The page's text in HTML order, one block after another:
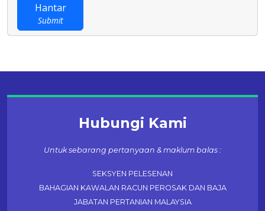
Hantar
Submit
Hubungi Kami
Untuk sebarang pertanyaan & maklum balas :
SEKSYEN PELESENAN
BAHAGIAN KAWALAN RACUN PEROSAK DAN BAJA
JABATAN PERTANIAN MALAYSIA